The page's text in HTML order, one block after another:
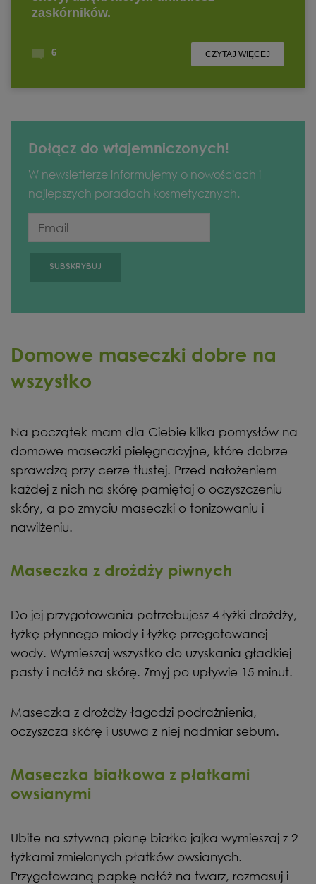
Dołącz do wtajemniczonych!
W newsletterze informujemy o nowościach i
najlepszych poradach kosmetycznych.
Domowe maseczki dobre na
wszystko
Na początek mam dla Ciebie kilka pomysłów na
domowe maseczki pielęgnacyjne, które dobrze
sprawdzą przy cerze tłustej. Przed nałożeniem
każdej z nich na skórę pamiętaj o oczyszczeniu
skóry, a po zmyciu maseczki o tonizowaniu i
nawilżeniu.
Maseczka z drożdży piwnych
Do jej przygotowania potrzebujesz 4 łyżki drożdży,
łyżkę płynnego miody i łyżkę przegotowanej
wody. Wymieszaj wszystko do uzyskania gładkiej
pasty i nałóż na skórę. Zmyj po upływie 15 minut.
Maseczka z drożdży łagodzi podrażnienia,
oczyszcza skórę i usuwa z niej nadmiar sebum.
Maseczka białkowa z płatkami
owsianymi
Ubite na sztywną pianę białko jajka wymieszaj z 2
łyżkami zmielonych płatków owsianych.
Przygotowaną papkę nałóż na twarz, rozmasuj i